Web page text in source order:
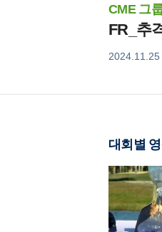
CME 그
FR_추
2024.11.25
대회별